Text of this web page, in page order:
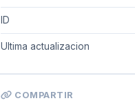
ID
Ultima actualizacion
COMPARTIR